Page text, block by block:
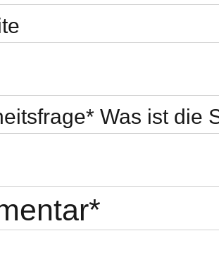
* Was ist die
*